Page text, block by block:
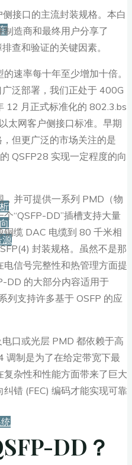
源
接口的主流封装规格。本白
造商和最终用户分享了
查和验证的关键因素。
速率每十年至少增加十倍。
泛部署，我们正处于 400G
12 月正式标准化的 802.3.bs
太网客户侧接口标准。早期
但更广泛的市场关注的是
QSFP28 实现一定程度的向
并可提供一系列 PMD（物
“QSFP-DD”插槽支持大量
缆 DAC 电缆到 80 千米相
封装规格。虽然不是那
信号完整性和热管理方面提
DD 的大部分内容适用于
列支持许多基于 OSFP 的应
口或光层 PMD 都依赖于高
调制是为了在给定带宽下最
杂性和性能方面带来了巨大
错 (FEC) 编码才能实现可靠
DD？